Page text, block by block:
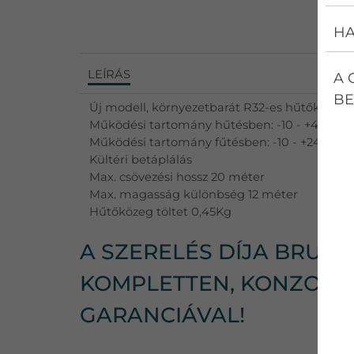
LEÍRÁS
Új modell, környezetbarát R32-es
Működési tartomány hűtésben: -10 - +46°C
Működési tartomány fűtésben: -10 - +24°C
Kültéri betáplálás
Max. csövezési hossz 20 méter
Max. magasság különbség 12 méter
Hűtőközeg töltet 0,45Kg
A SZERELÉS DÍJA
KOMPLETTEN,
GARANCIÁVAL!
A